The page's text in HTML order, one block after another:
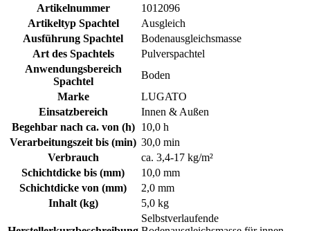
Artikelnummer
1012096
Artikeltyp Spachtel
Ausgleich
Ausführung Spachtel
Bodenausgleichsmasse
Art des Spachtels
Pulverspachtel
Anwendungsbereich
Spachtel
Boden
Marke
LUGATO
Einsatzbereich
Innen & Außen
Begehbar nach ca. von (h)
10,0 h
Verarbeitungszeit bis (min) 30,0 min
Verbrauch
ca. 3,4-17 kg/m²
Schichtdicke bis (mm)
10,0 mm
Schichtdicke von (mm)
2,0 mm
Inhalt (kg)
5,0 kg
Selbstverlaufende